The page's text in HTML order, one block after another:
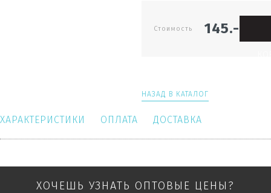
Стоимость 145.-
НАЗАД В КАТАЛОГ
ХАРАКТЕРИСТИКИ ОПЛАТА ДОСТАВКА
ХОЧЕШЬ УЗНАТЬ ОПТОВЫЕ ЦЕНЫ?